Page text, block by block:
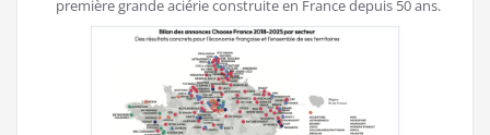
première grande aciérie construite en France depuis 50 ans.